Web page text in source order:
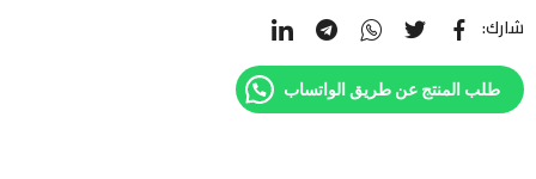
شارك:
طلب المنتج عن طريق الواتساب